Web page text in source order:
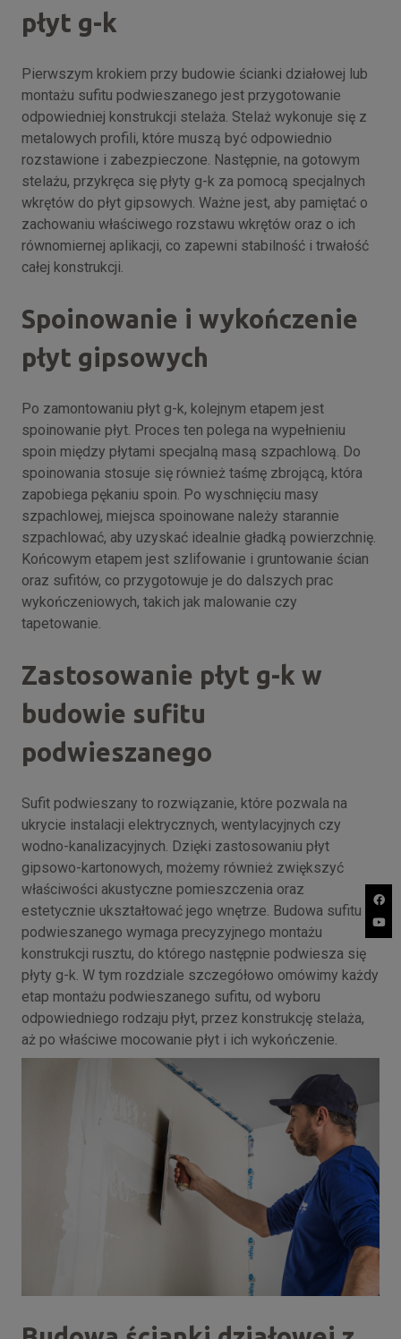
płyt g-k
Pierwszym krokiem przy budowie ścianki działowej lub
montażu sufitu podwieszanego jest przygotowanie
odpowiedniej konstrukcji stelaża. Stelaż wykonuje się z
metalowych profili, które muszą być odpowiednio
rozstawione i zabezpieczone. Następnie, na gotowym
stelażu, przykręca się płyty g-k za pomocą specjalnych
wkrętów do płyt gipsowych. Ważne jest, aby pamiętać o
zachowaniu właściwego rozstawu wkrętów oraz o ich
równomiernej aplikacji, co zapewni stabilność i trwałość
całej konstrukcji.
Spoinowanie i wykończenie
płyt gipsowych
Po zamontowaniu płyt g-k, kolejnym etapem jest
spoinowanie płyt. Proces ten polega na wypełnieniu
spoin między płytami specjalną masą szpachlową. Do
spoinowania stosuje się również taśmę zbrojącą, która
zapobiega pękaniu spoin. Po wyschnięciu masy
szpachlowej, miejsca spoinowane należy starannie
szpachlować, aby uzyskać idealnie gładką powierzchnię.
Końcowym etapem jest szlifowanie i gruntowanie ścian
oraz sufitów, co przygotowuje je do dalszych prac
wykończeniowych, takich jak malowanie czy
tapetowanie.
Zastosowanie płyt g-k w
budowie sufitu
podwieszanego
Sufit podwieszany to rozwiązanie, które pozwala na
ukrycie instalacji elektrycznych, wentylacyjnych czy
wodno-kanalizacyjnych. Dzięki zastosowaniu płyt
gipsowo-kartonowych, możemy również zwiększyć
właściwości akustyczne pomieszczenia oraz
estetycznie ukształtować jego wnętrze. Budowa sufitu
podwieszanego wymaga precyzyjnego montażu
konstrukcji rusztu, do którego następnie podwiesza się
płyty g-k. W tym rozdziale szczegółowo omówimy każdy
etap montażu podwieszanego sufitu, od wyboru
odpowiedniego rodzaju płyt, przez konstrukcję stelaża,
aż po właściwe mocowanie płyt i ich wykończenie.